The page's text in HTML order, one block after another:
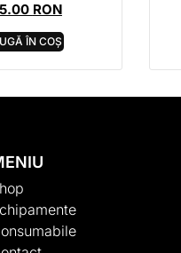
RON
ÎN COȘ